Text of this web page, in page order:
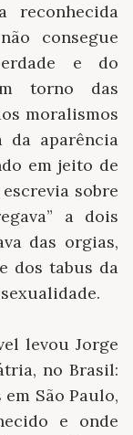
reconhecida
consegue
e do
torno das
moralismos
da aparência
em jeito de
sobre
a dois
das orgias,
dos tabus da
levou Jorge
no Brasil:
São Paulo,
e onde